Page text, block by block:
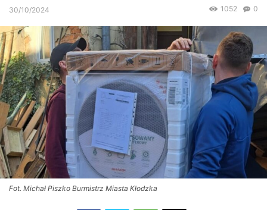
30/10/2024 0
1052
Fot. Michał Piszko Burmistrz Miasta Kłodzka